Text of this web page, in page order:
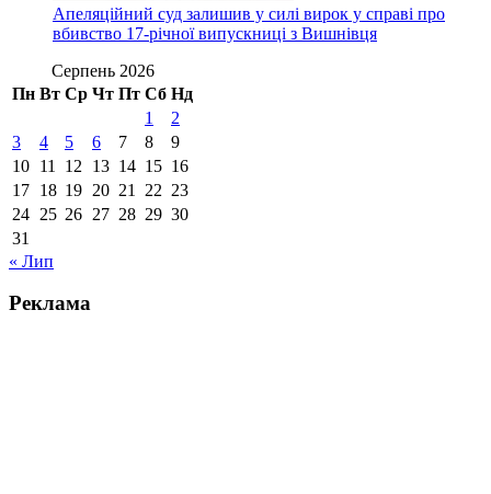
Апеляційний суд залишив у силі вирок у справі про
вбивство 17-річної випускниці з Вишнівця
Серпень 2026
Пн Вт Ср Чт Пт Сб Нд
1
2
3
4 5 6 7 8
9
10 11 12 13 14 15 16
17 18 19 20 21 22 23
24 25 26 27 28 29 30
31
« Лип
Реклама